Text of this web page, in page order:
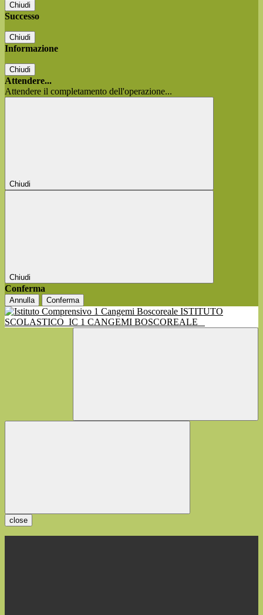
Chiudi
Successo
Chiudi
Informazione
Chiudi
Attendere...
Attendere il completamento dell'operazione...
Chiudi
Chiudi
Conferma
Annulla Conferma
ISTITUTO
SCOLASTICO IC 1 CANGEMI BOSCOREALE
close